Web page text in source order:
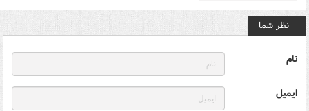
نظر شما
نام
ایمیل